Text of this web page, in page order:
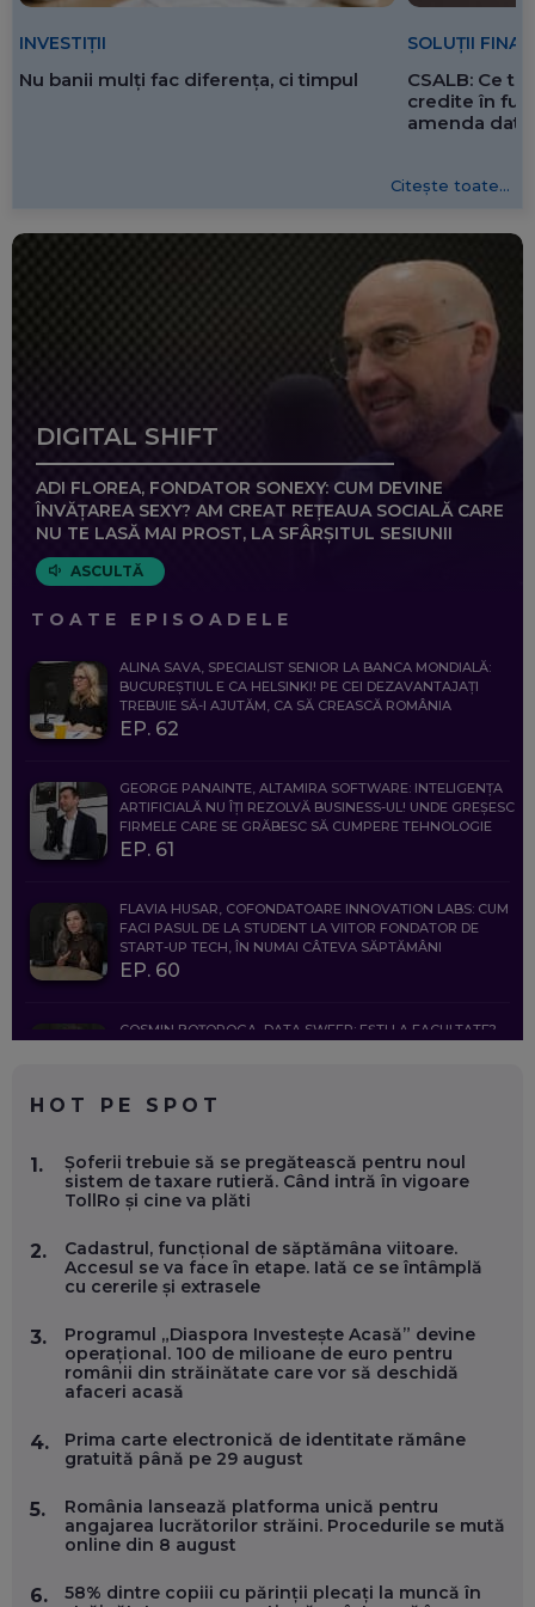
INVESTIȚII
Nu banii mulți fac diferența, ci timpul
SOLUȚII
CSALB: Ce
credite în
amenda
Citește toate...
DIGITAL SHIFT
ADI FLOREA, FONDATOR SONEXY: CUM DEVINE
ÎNVĂȚAREA SEXY? AM CREAT REȚEAUA SOCIALĂ CARE
NU TE LASĂ MAI PROST, LA SFÂRȘITUL SESIUNII
ASCULTĂ
TOATE EPISOADELE
ALINA SAVA, SPECIALIST SENIOR LA BANCA MONDIALĂ:
BUCUREȘTIUL E CA HELSINKI! PE CEI DEZAVANTAJAȚI
TREBUIE SĂ-I AJUTĂM, CA SĂ CREASCĂ ROMÂNIA
EP. 62
GEORGE PANAINTE, ALTAMIRA SOFTWARE: INTELIGENȚA
ARTIFICIALĂ NU ÎȚI REZOLVĂ BUSINESS-UL! UNDE GREȘESC
FIRMELE CARE SE GRĂBESC SĂ CUMPERE TEHNOLOGIE
EP. 61
FLAVIA HUSAR, COFONDATOARE INNOVATION LABS: CUM
FACI PASUL DE LA STUDENT LA VIITOR FONDATOR DE
START-UP TECH, ÎN NUMAI CÂTEVA SĂPTĂMÂNI
EP. 60
COSMIN BOȚOROGA, DATA SWEEP: EȘTI LA FACULTATE?
FOLOSEȘTI TEHNOLOGIA CA SĂ FII MAI BUN LA JOB. ȘI CUM
SE VA SCHIMBA MUNCA, ÎN URMĂTORII ANI
EP. 58
MARIUS PAȘCULEA, COFONDATOR AL KULTH: CUM
FOLOSEȘTI TEHNOLOGIA CA SĂ ÎȚI DESCHIZI DRUMUL
EP. 57
ANDREI AVĂDANEI, BIT SENTINEL: CUM ÎȚI PROTEJEZI
CARIERĂ DE „HACKER CU PERMIS”
EP. 56
DOINA VÎLCEANU, CONTENTSPEED: VREI SUCCES ONLINE?
ÎNVAȚĂ AEO ȘI GEO!
HOT PE SPOT
1.
Șoferii trebuie să se pregătească pentru noul
sistem de taxare rutieră. Când intră în vigoare
TollRo și cine va plăti
2.
Cadastrul, funcțional de săptămâna viitoare.
Accesul se va face în etape. Iată ce se întâmplă
cu cererile și extrasele
3.
Programul „Diaspora Investește Acasă” devine
operațional. 100 de milioane de euro pentru
românii din străinătate care vor să deschidă
afaceri acasă
4.
Prima carte electronică de identitate rămâne
gratuită până pe 29 august
5.
România lansează platforma unică pentru
angajarea lucrătorilor străini. Procedurile se mută
online din 8 august
6.
58% dintre copiii cu părinții plecați la muncă în